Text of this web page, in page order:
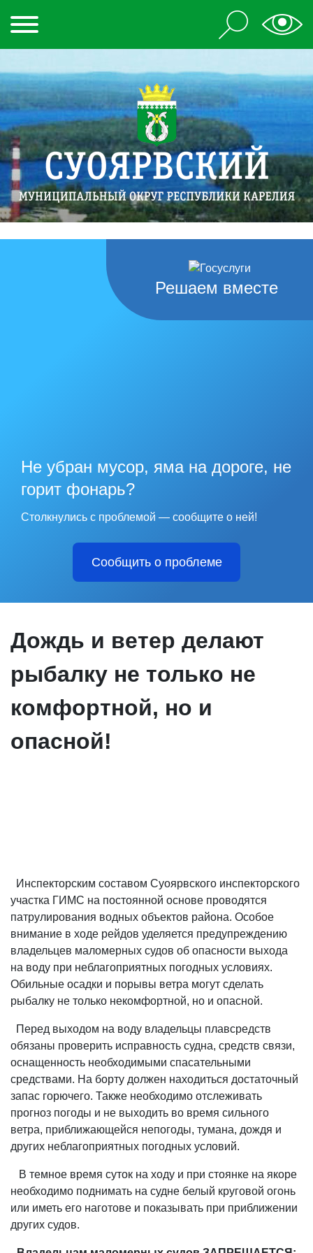
Решаем вместе
Не убран мусор, яма на дороге, не
горит фонарь?
Столкнулись с проблемой — сообщите о ней!
Сообщить о проблеме
Дождь и ветер делают
рыбалку не только не
комфортной, но и
опасной!
Инспекторским составом Суоярвского инспекторского
участка ГИМС на постоянной основе проводятся
патрулирования водных объектов района. Особое
внимание в ходе рейдов уделяется предупреждению
владельцев маломерных судов об опасности выхода
на воду при неблагоприятных погодных условиях.
Обильные осадки и порывы ветра могут сделать
рыбалку не только некомфортной, но и опасной.
Перед выходом на воду владельцы плавсредств
обязаны проверить исправность судна, средств связи,
оснащенность необходимыми спасательными
средствами. На борту должен находиться достаточный
запас горючего. Также необходимо отслеживать
прогноз погоды и не выходить во время сильного
ветра, приближающейся непогоды, тумана, дождя и
других неблагоприятных погодных условий.
В темное время суток на ходу и при стоянке на якоре
необходимо поднимать на судне белый круговой огонь
или иметь его наготове и показывать при приближении
других судов.